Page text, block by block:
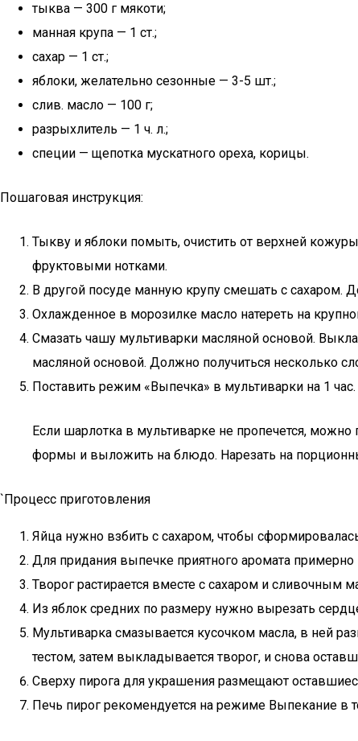
тыква — 300 г мякоти;
манная крупа — 1 ст.;
сахар — 1 ст.;
яблоки, желательно сезонные — 3-5 шт.;
слив. масло — 100 г;
разрыхлитель — 1 ч. л.;
специи — щепотка мускатного ореха, корицы.
Пошаговая инструкция:
Тыкву и яблоки помыть, очистить от верхней
фруктовыми нотками.
В другой посуде манную крупу смешать с сахаром.
Охлажденное в морозилке масло натереть на
Смазать чашу мультиварки масляной основой.
масляной основой. Должно получиться несколько
Поставить режим «Выпечка» в мультиварки на 1 час.
Если шарлотка в мультиварке не пропечется,
формы и выложить на блюдо. Нарезать на
`Процесс приготовления
Яйца нужно взбить с сахаром, чтобы
Для придания выпечке приятного аромата
Творог растирается вместе с сахаром и сливочным
Из яблок средних по размеру нужно вырезать
Мультиварка смазывается кусочком масла, в ней
тестом, затем выкладывается творог, и снова
Сверху пирога для украшения размещают
Печь пирог рекомендуется на режиме Выпекание в